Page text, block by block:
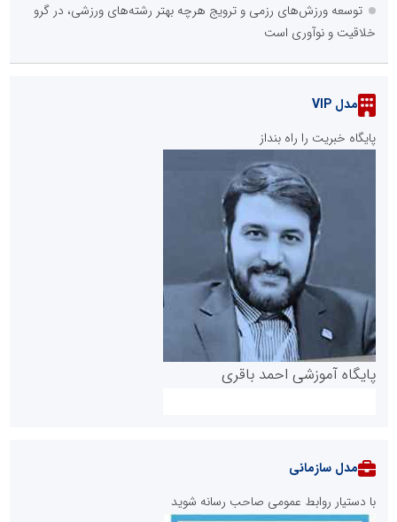
توسعه ورزش‌های رزمی و ترویج هرچه بهتر رشته‌های ورزشی، در گرو
خلاقیت و نوآوری است
مدل VIP
پایگاه خبریت را راه بنداز
پایگاه آموزشی احمد باقری
مدل سازمانی
با دستیار روابط عمومی صاحب رسانه شوید